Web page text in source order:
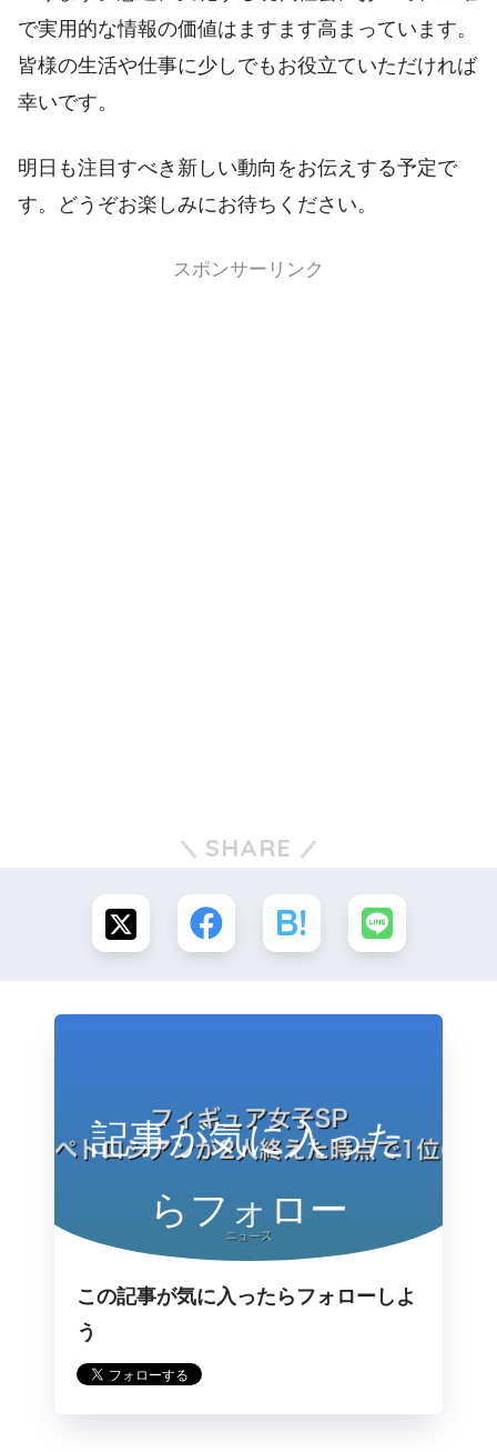
で実用的な情報の価値はますます高まっています。
皆様の生活や仕事に少しでもお役立ていただければ
幸いです。
明日も注目すべき新しい動向をお伝えする予定で
す。どうぞお楽しみにお待ちください。
スポンサーリンク
SHARE
記事が気に入った
らフォロー
この記事が気に入ったらフォローしよ
う